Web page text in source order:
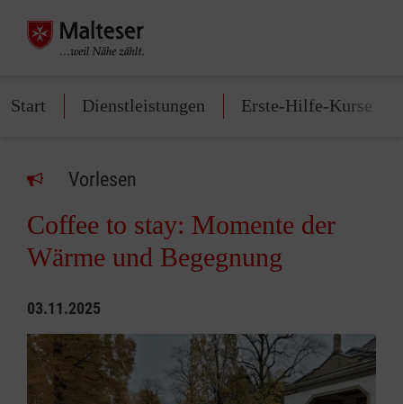
Start Dienstleistungen Erste-Hilfe-Kurse
Vorlesen
Coffee to stay: Momente der
Wärme und Begegnung
03.11.2025